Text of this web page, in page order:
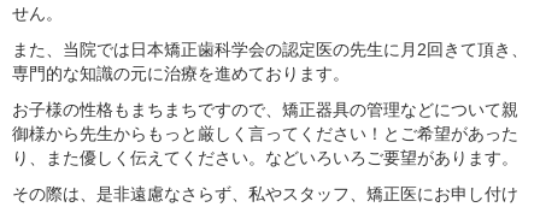
せん。
また、当院では日本矯正歯科学会の認定医の先生に月2回きて頂き、
専門的な知識の元に治療を進めております。
お子様の性格もまちまちですので、矯正器具の管理などについて親
御様から先生からもっと厳しく言ってください！とご希望があった
り、また優しく伝えてください。などいろいろご要望があります。
その際は、是非遠慮なさらず、私やスタッフ、矯正医にお申し付け